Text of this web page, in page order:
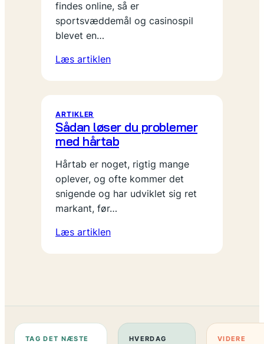
findes online, så er
sportsvæddemål og casinospil
blevet en…
Læs artiklen
ARTIKLER
Sådan løser du problemer
med hårtab
Hårtab er noget, rigtig mange
oplever, og ofte kommer det
snigende og har udviklet sig ret
markant, før…
Læs artiklen
TAG DET NÆSTE
HVERDAG
VIDERE